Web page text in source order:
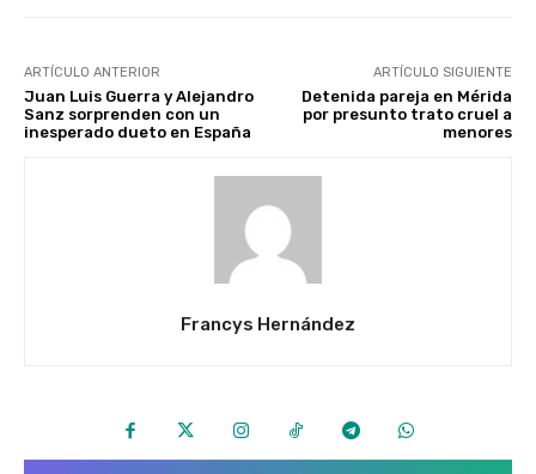
ARTÍCULO ANTERIOR
Juan Luis Guerra y Alejandro
Sanz sorprenden con un
inesperado dueto en España
ARTÍCULO SIGUIENTE
Detenida pareja en Mérida
por presunto trato cruel a
menores
Francys Hernández